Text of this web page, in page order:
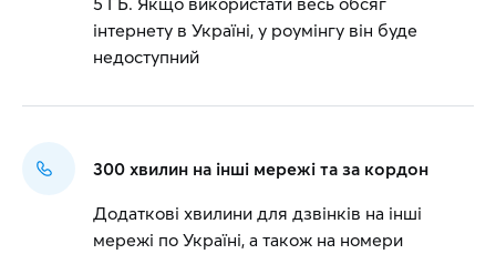
інтернету в Україні, у роумінгу він буде
недоступний
300 хвилин на інші мережі та за кордон
Додаткові хвилини для дзвінків на інші
мережі по Україні, а також на номери